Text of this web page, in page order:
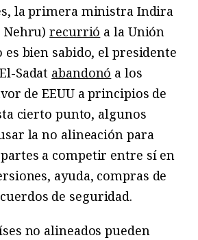
la primera ministra Indira
Nehru)recurrió a la Unión
es bien sabido, el presidente
Sadat abandonó a los
de EEUU a principios de
cierto punto, algunos
la no alineación para
a competir entre sí en
ayuda, compras de
de seguridad.
no alineados pueden